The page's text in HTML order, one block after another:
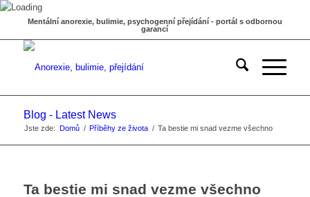
Mentální anorexie, bulimie, psychogenní přejídání - portál s odbornou
garancí
Blog - Latest News
Jste zde: Domů / Příběhy ze života / Ta bestie mi snad vezme všechno
Ta bestie mi snad vezme všechno